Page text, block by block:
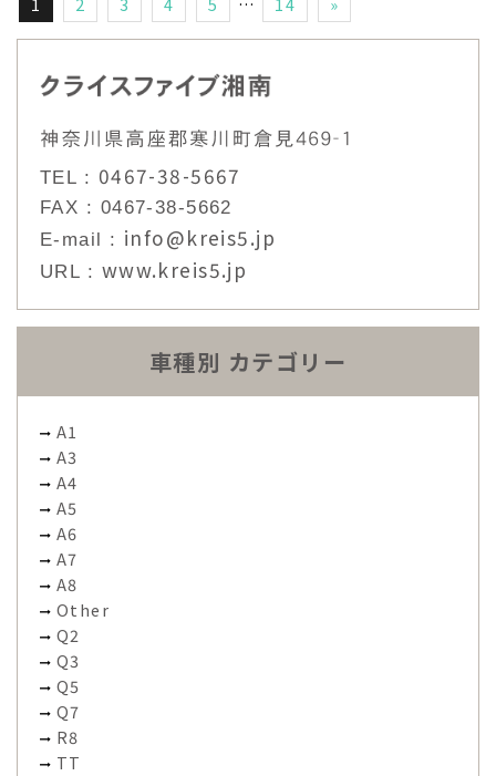
TEL : 0467-38-5667
FAX : 0467-38-5662
E-mail : info@kreis5.jp
URL : www.kreis5.jp
車種別 カテゴリー
A1
A3
A4
A5
A6
A7
A8
Other
Q2
Q3
Q5
Q7
R8
TT